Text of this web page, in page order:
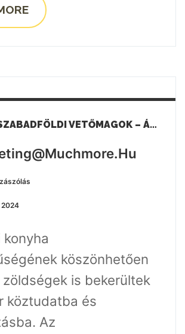
REINSAAT SZABADFÖLDI VETŐMAGOK – ÁZSIAI SALÁTÁK
konyha
köszönhetően
zöldségek is bekerültek
köztudatba és
Az